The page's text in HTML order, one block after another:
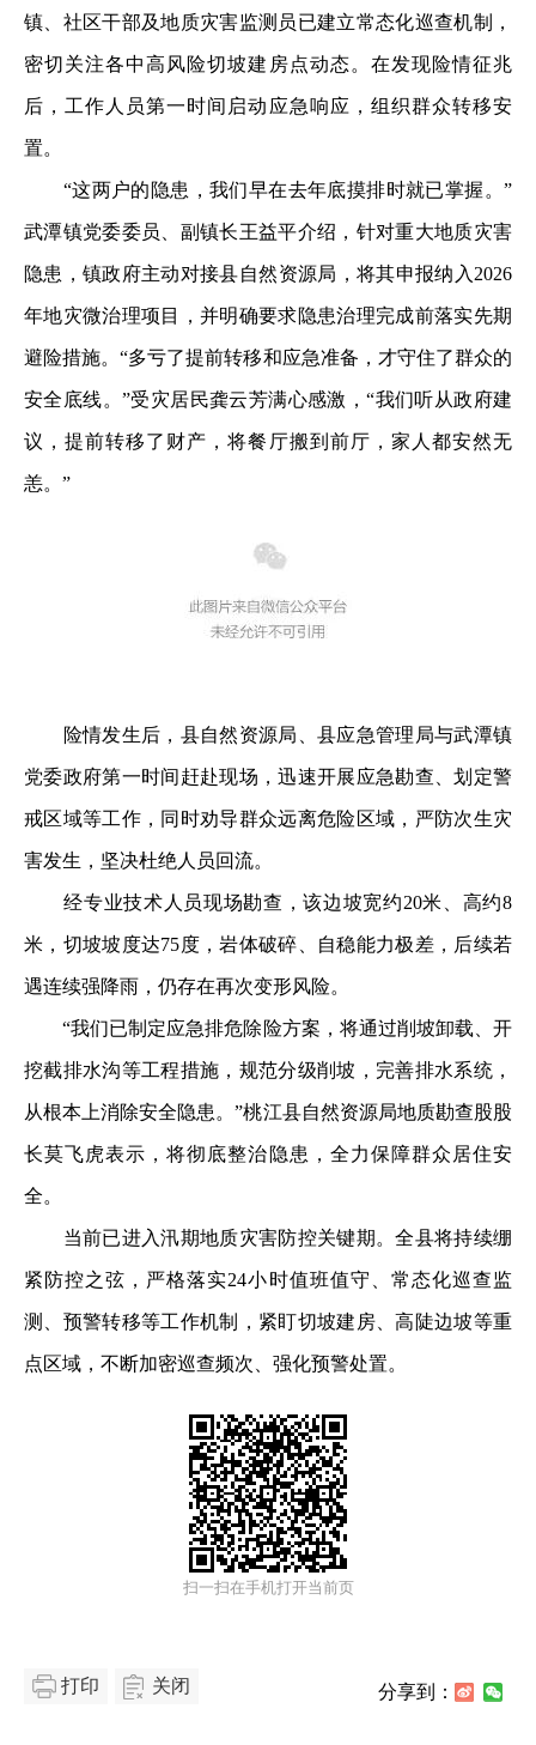
镇、社区干部及地质灾害监测员已建立常态化巡查机制，
密切关注各中高风险切坡建房点动态。在发现险情征兆
后，工作人员第一时间启动应急响应，组织群众转移安
置。
“这两户的隐患，我们早在去年底摸排时就已掌握。”
武潭镇党委委员、副镇长王益平介绍，针对重大地质灾害
隐患，镇政府主动对接县自然资源局，将其申报纳入2026
年地灾微治理项目，并明确要求隐患治理完成前落实先期
避险措施。“多亏了提前转移和应急准备，才守住了群众的
安全底线。”受灾居民龚云芳满心感激，“我们听从政府建
议，提前转移了财产，将餐厅搬到前厅，家人都安然无
恙。”
险情发生后，县自然资源局、县应急管理局与武潭镇
党委政府第一时间赶赴现场，迅速开展应急勘查、划定警
戒区域等工作，同时劝导群众远离危险区域，严防次生灾
害发生，坚决杜绝人员回流。
经专业技术人员现场勘查，该边坡宽约20米、高约8
米，切坡坡度达75度，岩体破碎、自稳能力极差，后续若
遇连续强降雨，仍存在再次变形风险。
“我们已制定应急排危除险方案，将通过削坡卸载、开
挖截排水沟等工程措施，规范分级削坡，完善排水系统，
从根本上消除安全隐患。”桃江县自然资源局地质勘查股股
长莫飞虎表示，将彻底整治隐患，全力保障群众居住安
全。
当前已进入汛期地质灾害防控关键期。全县将持续绷
紧防控之弦，严格落实24小时值班值守、常态化巡查监
测、预警转移等工作机制，紧盯切坡建房、高陡边坡等重
点区域，不断加密巡查频次、强化预警处置。
扫一扫在手机打开当前页
打印 关闭 分享到：